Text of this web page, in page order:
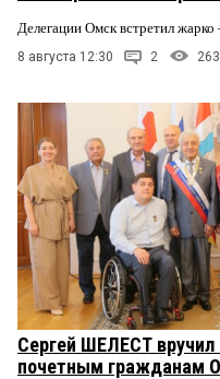
Делегации Омск встретил
8 августа 12:30 2 263
Сергей ШЕЛЕСТ вручил
почетным гражданам